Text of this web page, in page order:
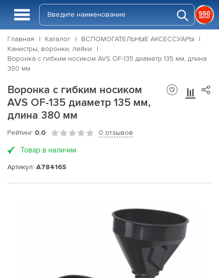
Главная Каталог
ВСПОМОГАТЕЛЬНЫЕ АКСЕССУАРЫ
Канистры, воронки, лейки
Воронка с гибким носиком AVS OF-135 диаметр 135 мм, длина
380 мм
Воронка с гибким носиком
AVS OF-135 диаметр 135 мм,
длина 380 мм
Рейтинг 0.0 0 отзывов
Товар в наличии
Артикул: A78416S